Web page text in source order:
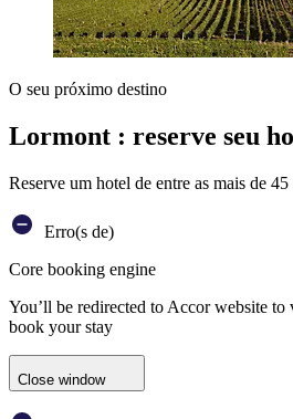
O seu próximo destino
Lormont : reserve seu
Reserve um hotel de entre as mais de
Erro(s de)
Core booking engine
You’ll be redirected to Accor website to
book your stay
Close window